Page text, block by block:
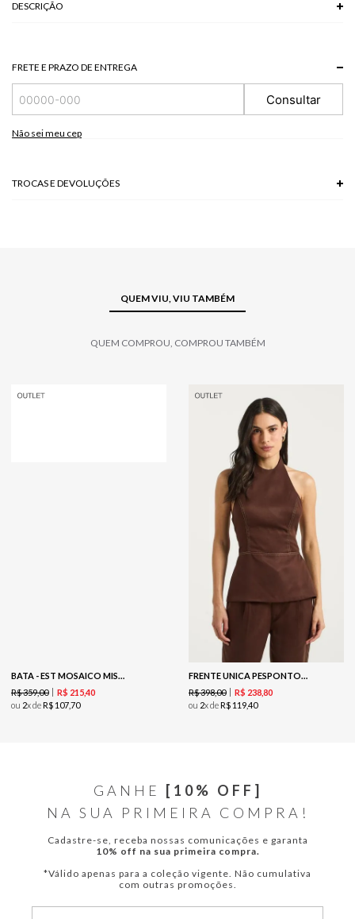
DESCRIÇÃO
100 % POLIESTER
FRETE E PRAZO DE ENTREGA
Consultar
Não sei meu cep
TROCAS E DEVOLUÇÕES
QUEM VIU, VIU TAMBÉM
QUEM COMPROU, COMPROU TAMBÉM
BATA - EST MOSAICO MISTICO
R$359,00 R$ 21540
ou 2x deR$ 10770
FRENTE UNICA PESPONTOS - MARROM
R$398,00 R$ 23880
ou 2x deR$ 11940
GANHE
[10% OFF]
NA SUA PRIMEIRA COMPRA!
Cadastre-se, receba nossas comunicações e garanta
10% off na sua primeira compra.
*Válido apenas para a coleção vigente. Não cumulativa
com outras promoções.